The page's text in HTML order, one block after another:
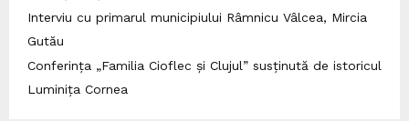
Interviu cu primarul municipiului Râmnicu Vâlcea, Mircia
Gutău
Conferința „Familia Cioflec și Clujul” susținută de istoricul
Luminița Cornea